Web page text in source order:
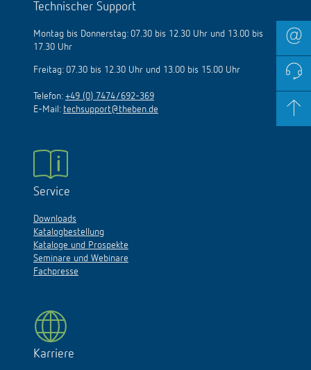
Technischer Support
Montag bis Donnerstag: 07.30 bis 12.30 Uhr und 13.00 bis
17.30 Uhr
Freitag: 07.30 bis 12.30 Uhr und 13.00 bis 15.00 Uhr
Telefon: +49 (0) 7474/692-369
E-Mail: techsupport@theben.de
Service
Downloads
Katalogbestellung
Kataloge und Prospekte
Seminare und Webinare
Fachpresse
Karriere